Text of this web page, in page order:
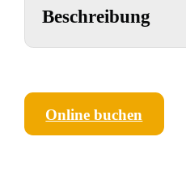
Beschreibung
Online buchen